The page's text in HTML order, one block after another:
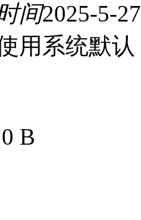
间2025-5-
用系统默认
B